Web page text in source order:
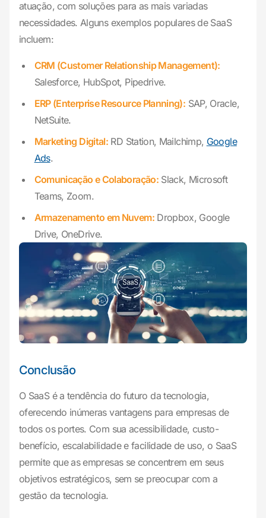
atuação, com soluções para as mais variadas
necessidades. Alguns exemplos populares de SaaS
incluem:
CRM (Customer Relationship Management):
Salesforce, HubSpot, Pipedrive.
ERP (Enterprise Resource Planning): SAP, Oracle,
NetSuite.
Marketing Digital: RD Station, Mailchimp, Google
Ads.
Comunicação e Colaboração:Slack, Microsoft
Teams, Zoom.
Armazenamento em Nuvem:Dropbox, Google
Drive, OneDrive.
Conclusão
O SaaS é a tendência do futuro da tecnologia,
oferecendo inúmeras vantagens para empresas de
todos os portes. Com sua acessibilidade, custo-
benefício, escalabilidade e facilidade de uso, o SaaS
permite que as empresas se concentrem em seus
objetivos estratégicos, sem se preocupar com a
gestão da tecnologia.